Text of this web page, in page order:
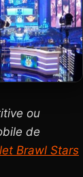
ou
de
Brawl Stars